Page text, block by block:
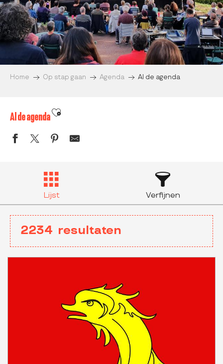
Home Op stap gaan Agenda Al de agenda
Al de agendaAjouter aux favoris
Lijst Verfijnen
2234 resultaten